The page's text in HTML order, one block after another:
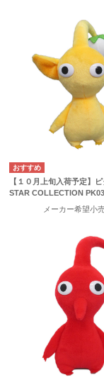
【１０月上旬入荷予定】
STAR COLLECTION
メーカー希望小